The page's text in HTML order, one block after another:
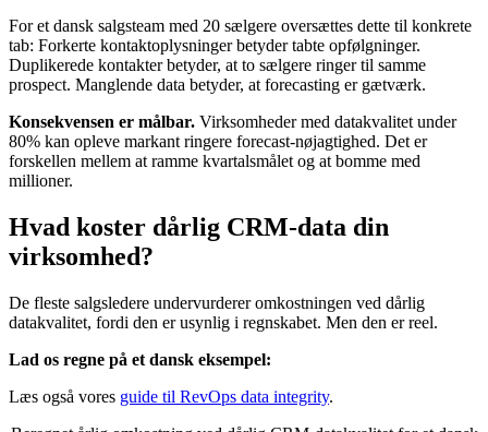
For et dansk salgsteam med 20 sælgere oversættes dette til konkrete
tab: Forkerte kontaktoplysninger betyder tabte opfølgninger.
Duplikerede kontakter betyder, at to sælgere ringer til samme
prospect. Manglende data betyder, at forecasting er gætværk.
Konsekvensen er målbar. Virksomheder med datakvalitet under
80% kan opleve markant ringere forecast-nøjagtighed. Det er
forskellen mellem at ramme kvartalsmålet og at bomme med
millioner.
Hvad koster dårlig CRM-data din
virksomhed?
De fleste salgsledere undervurderer omkostningen ved dårlig
datakvalitet, fordi den er usynlig i regnskabet. Men den er reel.
Lad os regne på et dansk eksempel:
Læs også vores guide til RevOps data integrity.